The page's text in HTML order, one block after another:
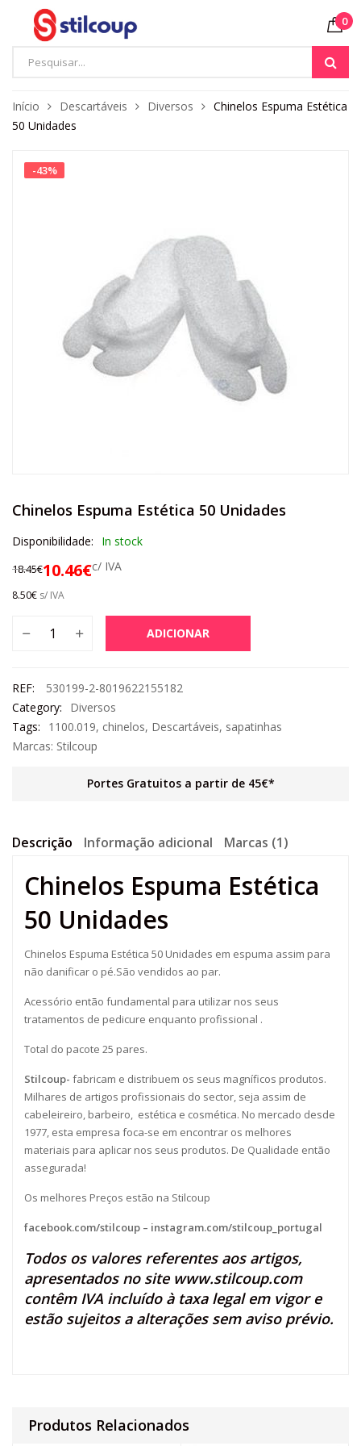
0
Início Descartáveis Diversos
Chinelos Espuma Estética
50 Unidades
-43%
Chinelos Espuma Estética 50 Unidades
Disponibilidade: In stock
18.45€10.46€c/ IVA
8.50€ s/ IVA
ADICIONAR
REF:
530199-2-8019622155182
Category:
Diversos
Tags:
1100.019, chinelos, Descartáveis, sapatinhas
Marcas: Stilcoup
Portes Gratuitos a partir de 45€*
Descrição Informação adicional Marcas (1)
Chinelos Espuma Estética
50 Unidades
Chinelos Espuma Estética 50 Unidades em espuma assim para
não danificar o pé.São vendidos ao par.
Acessório então fundamental para utilizar nos seus
tratamentos de pedicure enquanto profissional .
Total do pacote 25 pares.
Stilcoup- fabricam e distribuem os seus magníficos produtos.
Milhares de artigos profissionais do sector, seja assim de
cabeleireiro, barbeiro, estética e cosmética. No mercado desde
1977, esta empresa foca-se em encontrar os melhores
materiais para aplicar nos seus produtos. De Qualidade então
assegurada!
Os melhores Preços estão na Stilcoup
facebook.com/stilcoup – instagram.com/stilcoup_portugal
Todos os valores referentes aos artigos,
apresentados no site www.stilcoup.com
contêm IVA incluído à taxa legal em vigor e
estão sujeitos a alterações sem aviso prévio.
Produtos Relacionados